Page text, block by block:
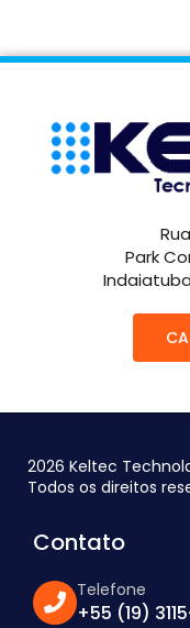
Park
2026 Keltec
Todos os direitos
Contato
Telefone
+55 (19)